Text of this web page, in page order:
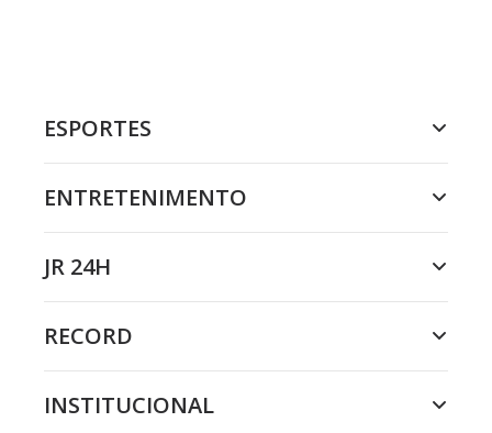
ESPORTES
ENTRETENIMENTO
JR 24H
RECORD
INSTITUCIONAL